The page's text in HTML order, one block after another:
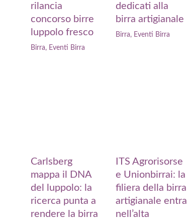
rilancia
concorso birre
luppolo fresco
Birra, Eventi Birra
dedicati alla
birra artigianale
Birra, Eventi Birra
Carlsberg
mappa il DNA
del luppolo: la
ricerca punta a
rendere la birra
ITS Agrorisorse
e Unionbirrai: la
filiera della birra
artigianale entra
nell’alta